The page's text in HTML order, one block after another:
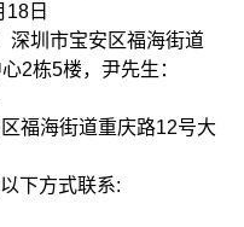
日
深圳市宝安区福海街道
2栋5楼，尹先生：
福海街道重庆路12号大
下方式联系: